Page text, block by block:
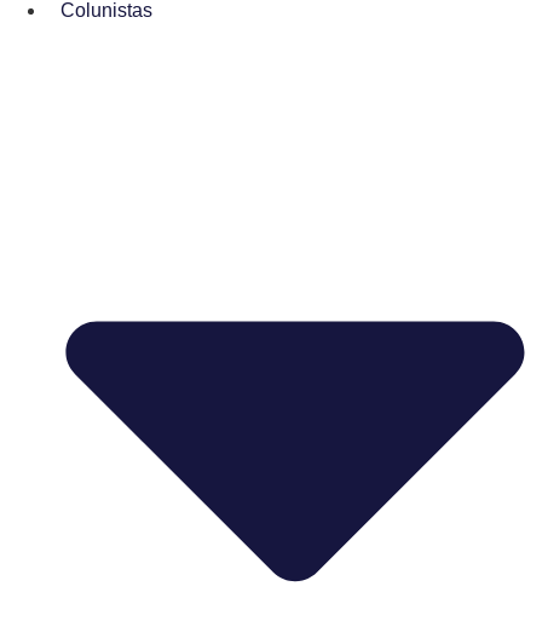
Colunistas